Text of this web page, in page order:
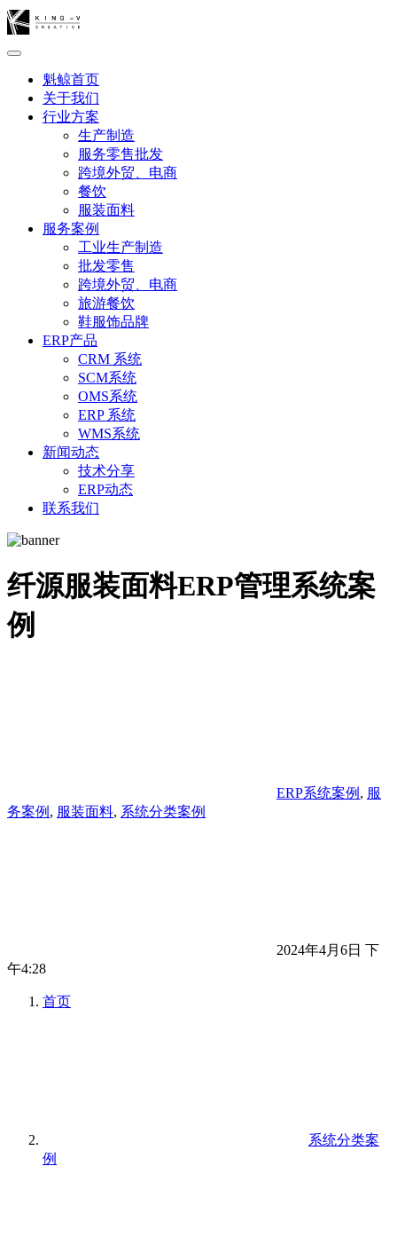
魁鲸首页
关于我们
行业方案
生产制造
服务零售批发
跨境外贸、电商
餐饮
服装面料
服务案例
工业生产制造
批发零售
跨境外贸、电商
旅游餐饮
鞋服饰品牌
ERP产品
CRM 系统
SCM系统
OMS系统
ERP 系统
WMS系统
新闻动态
技术分享
ERP动态
联系我们
纤源服装面料ERP管理系统案
例
ERP系统案例 , 服
务案例 , 服装面料, 系统分类案例
2024年4月6日 下
午4:28
首页
系统分类案
例